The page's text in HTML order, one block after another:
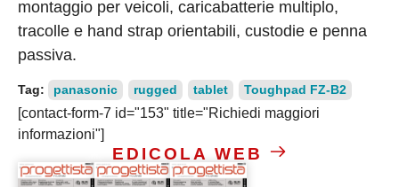
montaggio per veicoli, caricabatterie multiplo,
tracolle e hand strap orientabili, custodie e penna
passiva.
Tag: panasonic rugged tablet Toughpad FZ-B2
[contact-form-7 id="153" title="Richiedi maggiori
informazioni"]
EDICOLA WEB